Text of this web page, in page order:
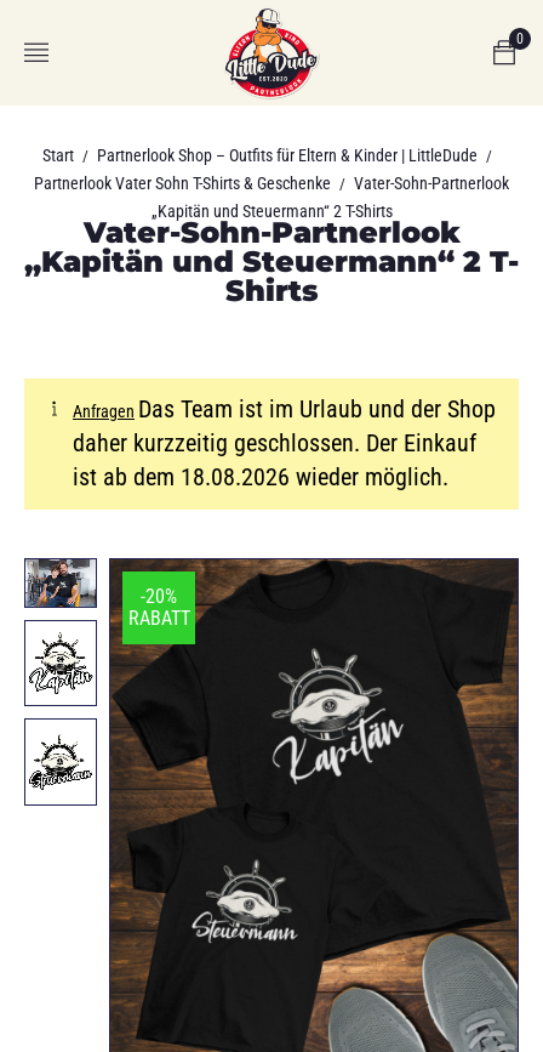
0
Start / Partnerlook Shop – Outfits für Eltern & Kinder | LittleDude /
Partnerlook Vater Sohn T-Shirts & Geschenke / Vater-Sohn-Partnerlook
„Kapitän und Steuermann“ 2 T-Shirts
Vater-Sohn-Partnerlook
„Kapitän und Steuermann“ 2 T-
Shirts
Anfragen Das Team ist im Urlaub und der Shop
daher kurzzeitig geschlossen. Der Einkauf
ist ab dem 18.08.2026 wieder möglich.
-20%
RABATT